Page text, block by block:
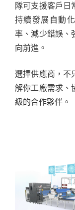
隊可支援客戶日
持續發展自動
率、減少錯誤、
向前進。
選擇供應商，不
解你工廠需求、
級的合作夥伴。